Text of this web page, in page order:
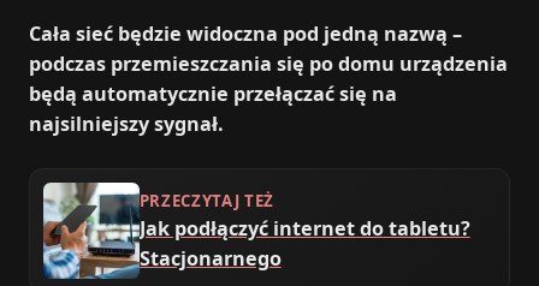
Cała sieć będzie widoczna pod jedną nazwą –
podczas przemieszczania się po domu urządzenia
będą automatycznie przełączać się na
najsilniejszy sygnał.
PRZECZYTAJ TEŻ
Jak podłączyć internet do tabletu?
Stacjonarnego